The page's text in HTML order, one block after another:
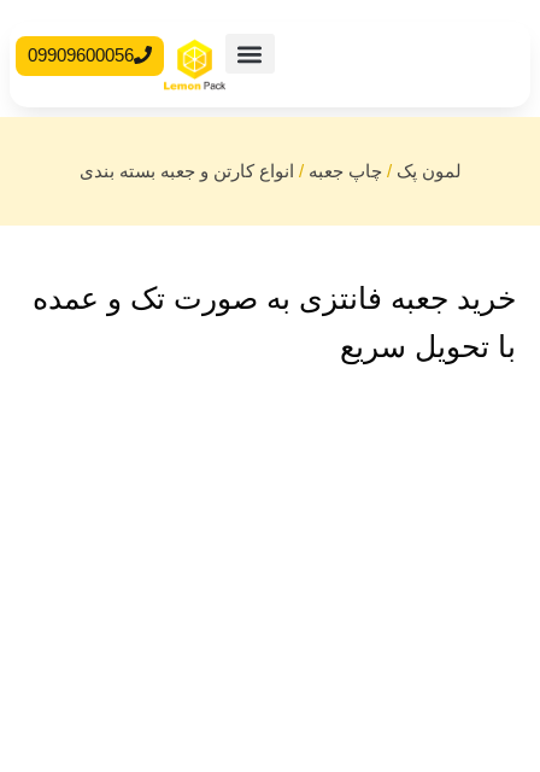
09909600056
لمون پک / چاپ جعبه / انواع کارتن و جعبه بسته بندی
خرید جعبه فانتزی به صورت تک و عمده
با تحویل سریع